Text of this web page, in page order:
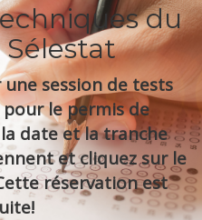
du
session de tests
le permis de
date et la tranche
et cliquez sur le
réservation est